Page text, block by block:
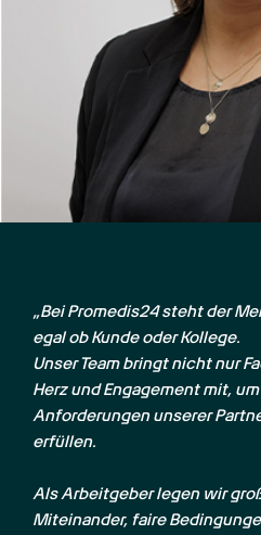
„Bei Promedis24 steht der
egal ob Kunde oder Kollege.
Unser Team bringt nicht nur
Herz und Engagement mit,
Anforderungen unserer
erfüllen.
Als Arbeitgeber legen wir
Miteinander, faire